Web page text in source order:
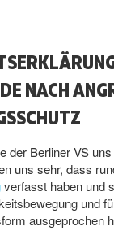
NACH
der Berliner VS
uns sehr, dass
verfasst haben und
und
ausgeprochen